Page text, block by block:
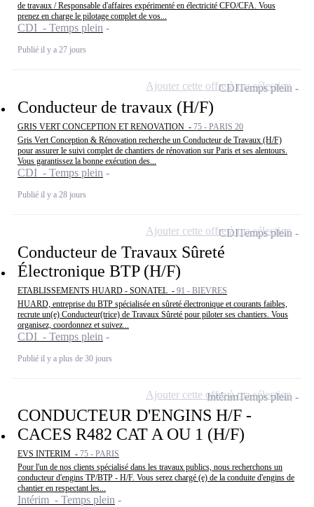
de travaux / Responsable d'affaires expérimenté en électricité CFO/CFA. Vous
prenez en charge le pilotage complet de vos...
CDI - Temps plein
Publié il y a 27 jours
Conducteur de travaux (H/F)
GRIS VERT CONCEPTION ET RENOVATION - 75 - PARIS 20
Gris Vert Conception & Rénovation recherche un Conducteur de Travaux (H/F)
pour assurer le suivi complet de chantiers de rénovation sur Paris et ses alentours.
Vous garantissez la bonne exécution des...
CDI - Temps plein
Publié il y a 28 jours
CDITemps plein
Ajouter cette offre à ma sélection
Conducteur de Travaux Sûreté
Électronique BTP (H/F)
ETABLISSEMENTS HUARD - SONATEL - 91 - BIEVRES
HUARD, entreprise du BTP spécialisée en sûreté électronique et courants faibles,
recrute un(e) Conducteur(trice) de Travaux Sûreté pour piloter ses chantiers. Vous
organisez, coordonnez et suivez...
CDI - Temps plein
Publié il y a plus de 30 jours
CDITemps plein
Ajouter cette offre à ma sélection
CONDUCTEUR D'ENGINS H/F -
CACES R482 CAT A OU 1 (H/F)
EVS INTERIM - 75 - PARIS
Pour l'un de nos clients spécialisé dans les travaux publics, nous recherchons un
conducteur d'engins TP/BTP - H/F. Vous serez chargé (e) de la conduite d'engins de
chantier en respectant les...
Intérim - Temps plein
IntérimTemps plein
Ajouter cette offre à ma sélection